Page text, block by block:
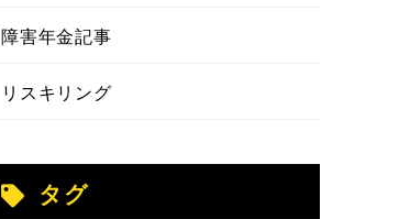
障害年金記事
リスキリング
タグ